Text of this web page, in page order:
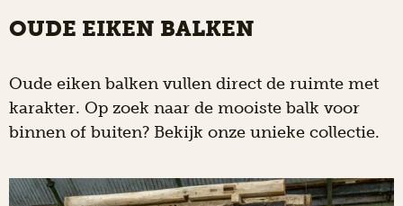
OUDE EIKEN BALKEN
Oude eiken balken vullen direct de ruimte met
karakter. Op zoek naar de mooiste balk voor
binnen of buiten? Bekijk onze unieke collectie.